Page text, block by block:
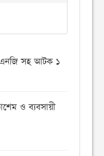
সহ আটক ১
ও ব্যবসায়ী